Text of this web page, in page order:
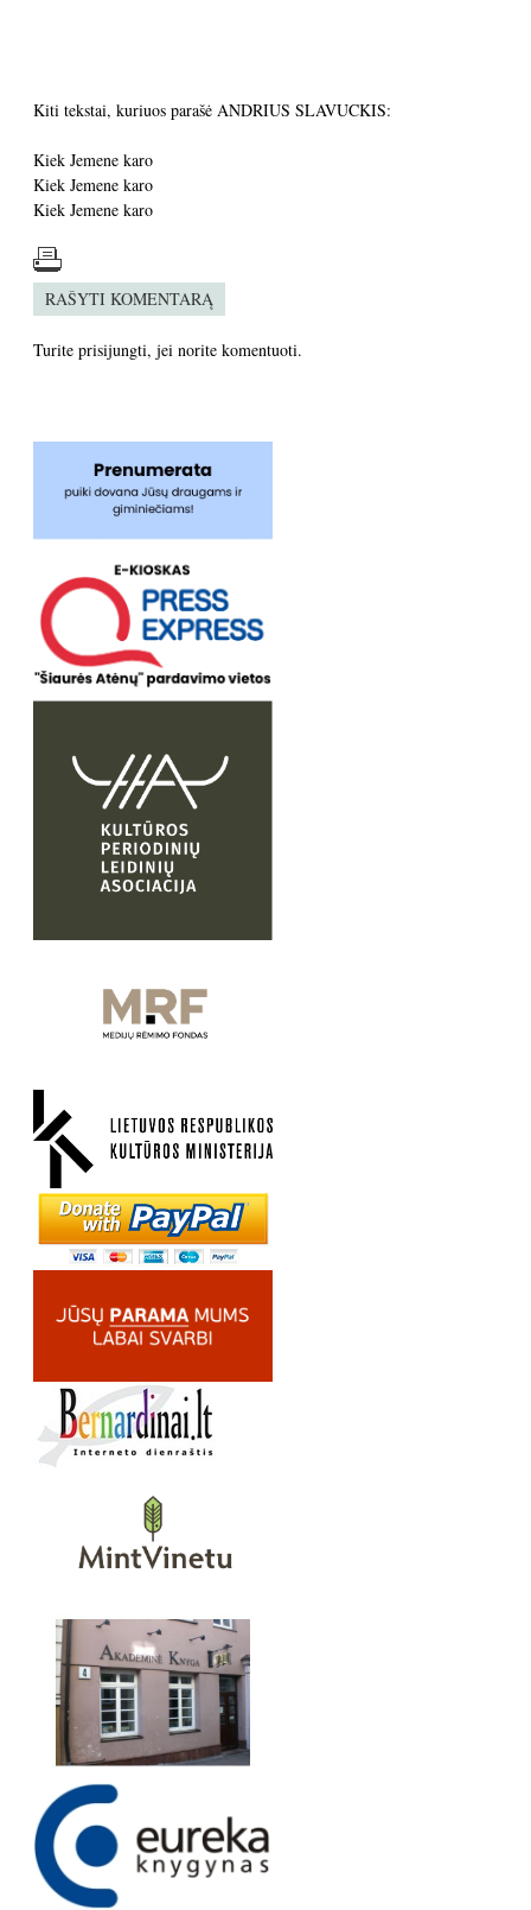
Kiti tekstai, kuriuos parašė ANDRIUS SLAVUCKIS:
Kiek Jemene karo
Kiek Jemene karo
Kiek Jemene karo
RAŠYTI KOMENTARĄ
Turite prisijungti, jei norite komentuoti.